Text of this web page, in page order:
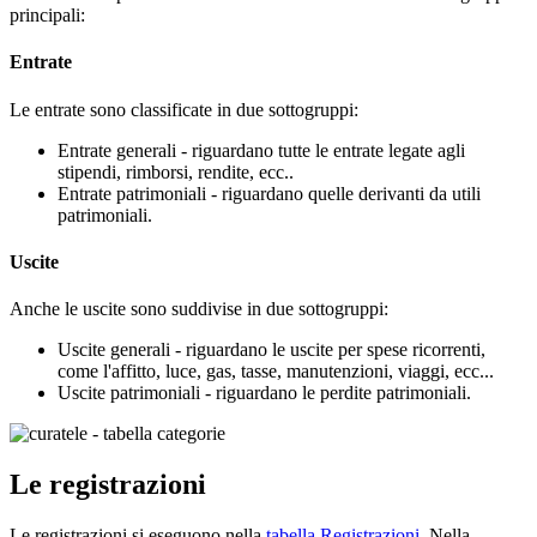
principali:
Entrate
Le entrate sono classificate in due sottogruppi:
Entrate generali - riguardano tutte le entrate legate agli
stipendi, rimborsi, rendite, ecc..
Entrate patrimoniali - riguardano quelle derivanti da utili
patrimoniali.
Uscite
Anche le uscite sono suddivise in due sottogruppi:
Uscite generali - riguardano le uscite per spese ricorrenti,
come l'affitto, luce, gas, tasse, manutenzioni, viaggi, ecc...
Uscite patrimoniali - riguardano le perdite patrimoniali.
Le registrazioni